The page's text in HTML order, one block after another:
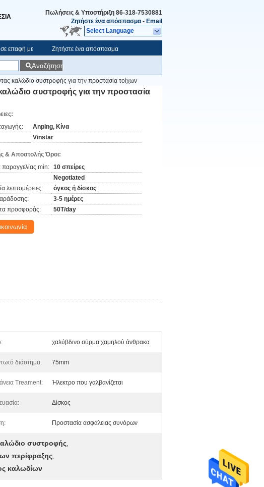
Πωλήσεις & Υποστήριξη 86-318-7530881
Ζητήστε ένα απόσπασμα - Email
Select Language
σε επαφή με Ζητήστε ένα απόσπασμα
Αναζήτηση
καλώδιο συστροφής για την προστασία τοίχων
συστροφής για την προστασία
Anping, Κίνα
Vinstar
& Αποστολής Όροι:
min: 10 σπείρες
Negotiated
λεπτομέρειες:
όγκος ή δίσκος
3-5 ημέρες
προσφοράς:
50T/day
χαλύβδινο σύρμα χαμηλού άνθρακα
διάστημα: 75mm
Treament: Ήλεκτρο που γαλβανίζεται
Δίσκος
Προστασία ασφάλειας συνόρων
συστροφής,
περίφραξης,
καλωδίων